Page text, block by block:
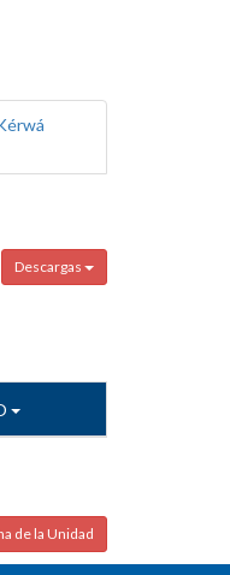
Descargas
de la Unidad